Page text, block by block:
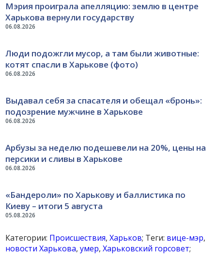
06.08.2026
Мэрия проиграла апелляцию: землю в центре
Харькова вернули государству
06.08.2026
Люди подожгли мусор, а там были животные:
котят спасли в Харькове (фото)
06.08.2026
Выдавал себя за спасателя и обещал «бронь»:
подозрение мужчине в Харькове
06.08.2026
Арбузы за неделю подешевели на 20%, цены на
персики и сливы в Харькове
05.08.2026
«Бандероли» по Харькову и баллистика по
Киеву – итоги 5 августа
Категории: Происшествия,Харьков; Теги: вице-мэр,
новости Харькова,умер,Харьковский горсовет;